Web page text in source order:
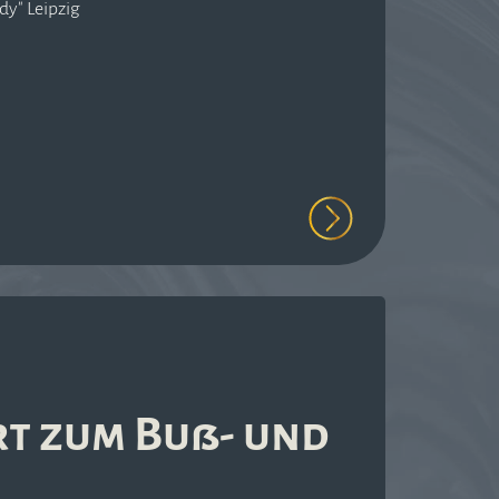
Leipzig
zum Buß- und